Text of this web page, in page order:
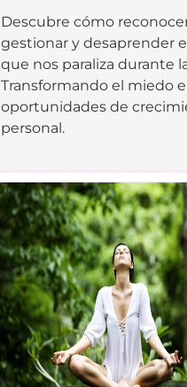
Descubre cómo
gestionar y desaprender
que nos paraliza durante
Transformando el miedo
oportunidades de
personal.